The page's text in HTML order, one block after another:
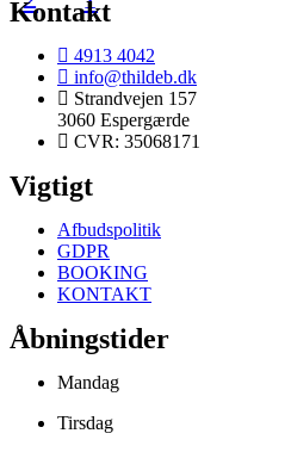
Kontakt
4913 4042
info@thildeb.dk
Strandvejen 157
3060 Espergærde
CVR: 35068171
Vigtigt
Afbudspolitik
GDPR
BOOKING
KONTAKT
Åbningstider
Mandag
Tirsdag